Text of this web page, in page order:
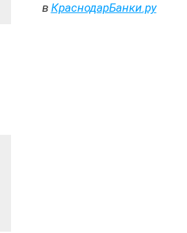
в КраснодарБанки.ру